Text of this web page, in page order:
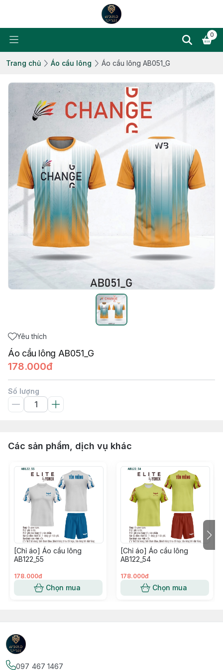
0
Trang chủ Áo cầu lông Áo cầu lông AB051_G
Yêu thích
Áo cầu lông AB051_G
178.000đ
Số lượng
Các sản phẩm, dịch vụ khác
[Chỉ áo] Áo cầu lông
AB122_55
178.000đ
Chọn mua
[Chỉ áo] Áo cầu lông
AB122_54
178.000đ
Chọn mua
097 467 1467